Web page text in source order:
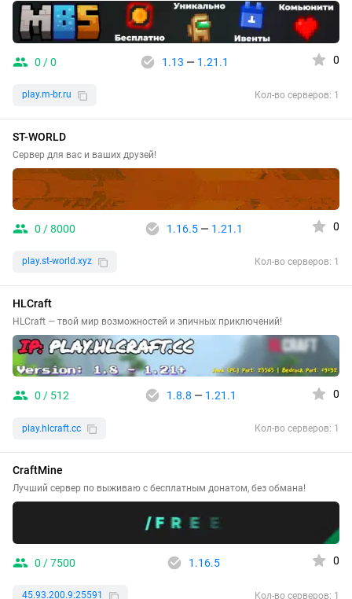
0 / 0 1.13 — 1.21.1 0
play.m-br.ru Кол-во серверов: 1
ST-WORLD
Сервер для вас и ваших друзей!
0 / 8000 1.16.5— 1.21.1 0
play.st-world.xyz Кол-во серверов: 1
HLCraft
HLCraft — твой мир возможностей и эпичных приключений!
0 / 512 1.8.8 — 1.21.1 0
play.hlcraft.cc Кол-во серверов: 1
CraftMine
Лучший сервер по выживаю с бесплатным донатом, без обмана!
0 / 7500 1.16.5 0
45.93.200.9:25591 Кол-во серверов: 1